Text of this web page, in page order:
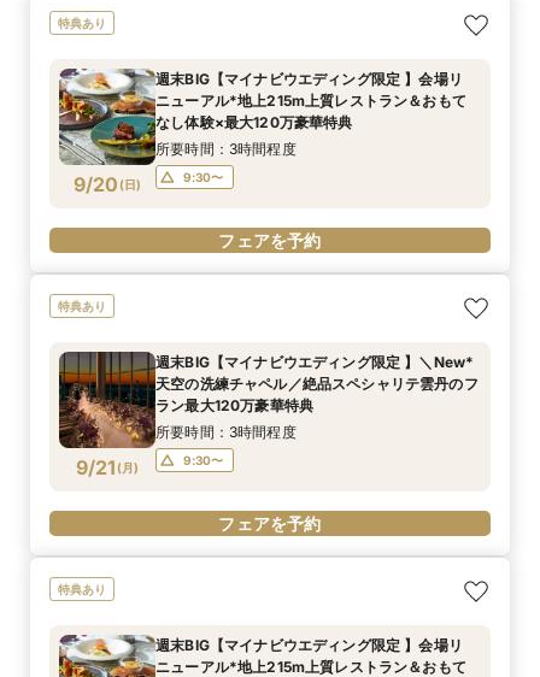
特典あり
9/20 (日)
週末BIG【マイナビウエディング限定 】会場リ
ニューアル*地上215m上質レストラン＆おもて
なし体験×最大120万豪華特典
所要時間：3時間程度
9:30〜
フェアを予約
特典あり
9/21 (月)
週末BIG【マイナビウエディング限定 】＼New*
天空の洗練チャペル／絶品スペシャリテ雲丹のフ
ラン最大120万豪華特典
所要時間：3時間程度
9:30〜
フェアを予約
特典あり
週末BIG【マイナビウエディング限定 】会場リ
ニューアル*地上215m上質レストラン＆おもて